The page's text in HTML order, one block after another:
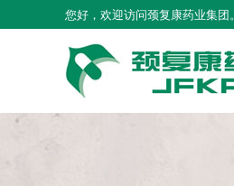
您好，欢迎访问颈复康药业集团。